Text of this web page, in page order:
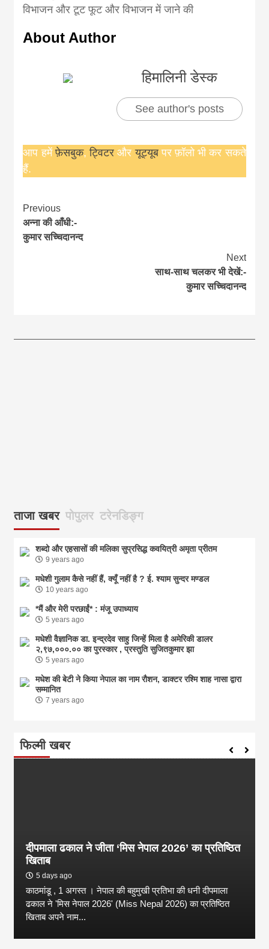
विभाजन और टूट फूट और विभाजन में जाने की
About Author
हिमालिनी डेस्क
See author's posts
आप हमेंफ़ेसबुक,ट्विटरऔरयूट्यूबपर फ़ॉलो भी कर सकते
हैं.
Continue
Reading
Previous
अन्ना की आँधी:-
कुमार सच्चिदानन्द
Next
साथ-साथ चलकर भी देखें:-
कुमार सच्चिदानन्द
ताजा खबर पोपुलर टरेनडिङ्ग
शब्दो और एहसासों की मलिका सुप्रसिद्ध कवयित्री अमृता प्रीतम
9 years ago
मधेशी गुलाम कैसे नहीं हैं, क्यूँ नहीं है ? ई. श्याम सुन्दर मण्डल
10 years ago
*मैं और मेरी परछाईं* : मंजू उपाध्याय
5 years ago
मधेशी वैज्ञानिक डा. इन्द्रदेव साहु जिन्हें मिला है अमेरिकी डालर
२,९७,०००.०० का पुरस्कार , प्रस्तुति सुजितकुमार झा
5 years ago
मधेश की बेटी ने किया नेपाल का नाम राैशन, डाक्टर रश्मि शाह नासा द्वारा
सम्मानित
7 years ago
फिल्मी खबर
दीपमाला ढकाल ने जीता ‘मिस नेपाल 2026’ का प्रतिष्ठित
खिताब
5 days ago
काठमांडू , 1 अगस्त । नेपाल की बहुमुखी प्रतिभा की धनी दीपमाला
ढकाल ने 'मिस नेपाल 2026' (Miss Nepal 2026) का प्रतिष्ठित
खिताब अपने नाम...